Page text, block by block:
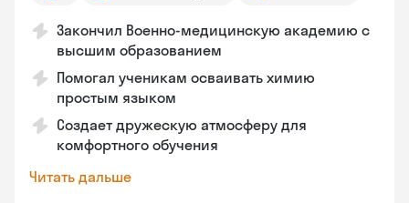
Закончил Военно-медицинскую академию с
высшим образованием
Помогал ученикам осваивать химию
простым языком
Создает дружескую атмосферу для
комфортного обучения
Читать дальше